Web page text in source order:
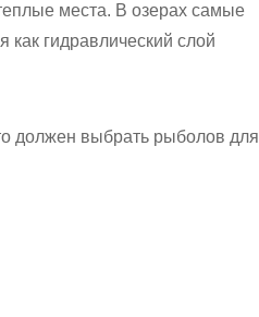
места. В озерах самые
гидравлический слой
должен выбрать рыболов для